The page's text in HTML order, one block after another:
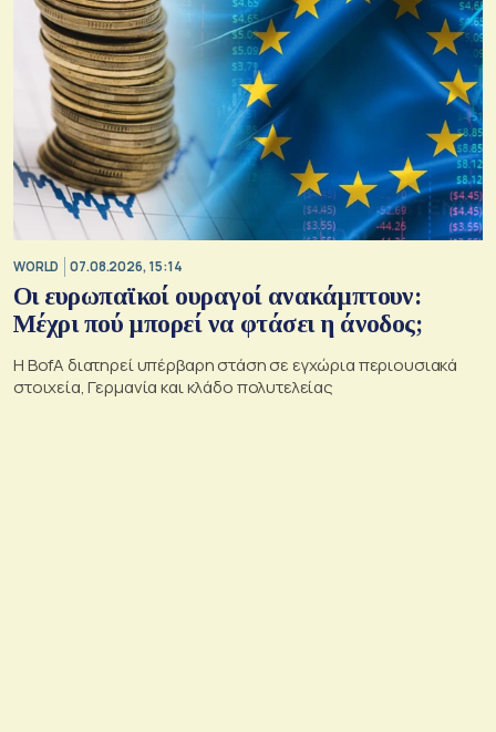
WORLD 07.08.2026, 15:14
Οι ευρωπαϊκοί ουραγοί ανακάμπτουν:
Μέχρι πού μπορεί να φτάσει η άνοδος;
Η BofA διατηρεί υπέρβαρη στάση σε εγχώρια περιουσιακά
στοιχεία, Γερμανία και κλάδο πολυτελείας